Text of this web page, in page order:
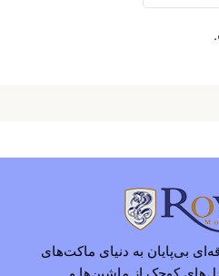
بی‌پایان به دنیای ماکت‌های